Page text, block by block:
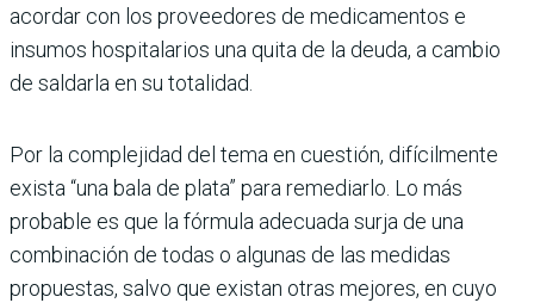
acordar con los proveedores de medicamentos e
insumos hospitalarios una quita de la deuda, a cambio
de saldarla en su totalidad.
Por la complejidad del tema en cuestión, difícilmente
exista “una bala de plata” para remediarlo. Lo más
probable es que la fórmula adecuada surja de una
combinación de todas o algunas de las medidas
propuestas, salvo que existan otras mejores, en cuyo